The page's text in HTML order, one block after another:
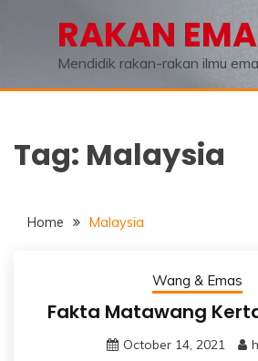
RAKAN
Mendidik rakan-rakan ilmu
Tag: Malaysia
Home Malaysia
Wang & Emas
Fakta Matawang
October 14, 2021